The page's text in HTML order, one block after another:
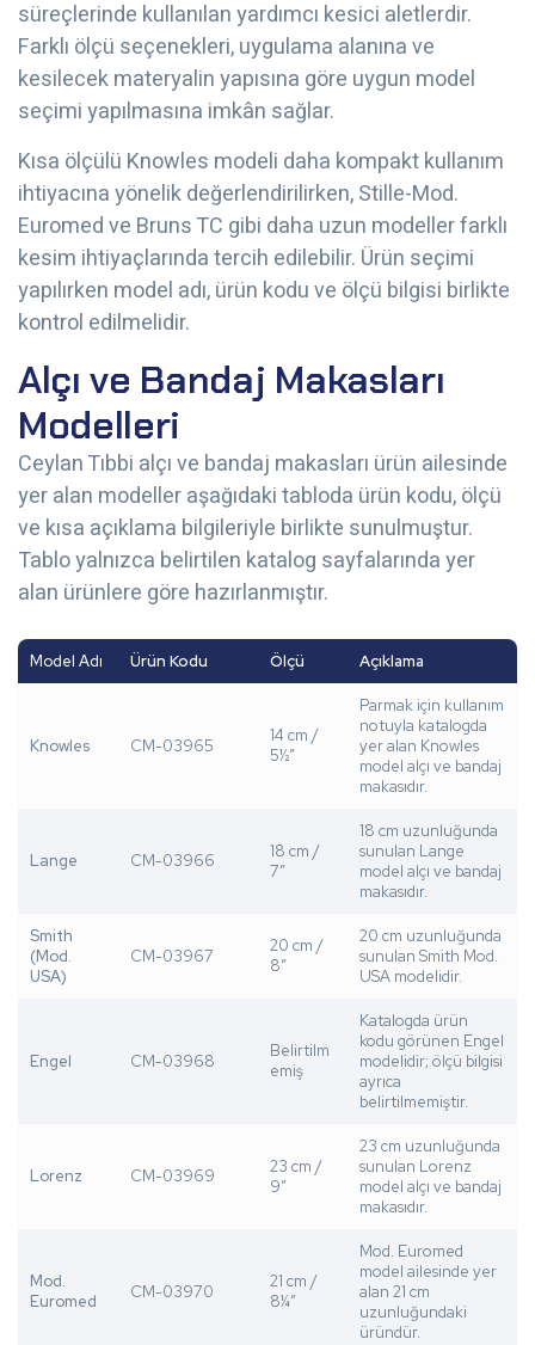
süreçlerinde kullanılan yardımcı kesici aletlerdir.
Farklı ölçü seçenekleri, uygulama alanına ve
kesilecek materyalin yapısına göre uygun model
seçimi yapılmasına imkân sağlar.
Kısa ölçülü Knowles modeli daha kompakt kullanım
ihtiyacına yönelik değerlendirilirken, Stille-Mod.
Euromed ve Bruns TC gibi daha uzun modeller farklı
kesim ihtiyaçlarında tercih edilebilir. Ürün seçimi
yapılırken model adı, ürün kodu ve ölçü bilgisi birlikte
kontrol edilmelidir.
Alçı ve Bandaj Makasları
Modelleri
Ceylan Tıbbi alçı ve bandaj makasları ürün ailesinde
yer alan modeller aşağıdaki tabloda ürün kodu, ölçü
ve kısa açıklama bilgileriyle birlikte sunulmuştur.
Tablo yalnızca belirtilen katalog sayfalarında yer
alan ürünlere göre hazırlanmıştır.
Model Adı Ürün Kodu Ölçü Açıklama
Knowles CM-03965
14 cm /
5½”
Parmak için kullanım
notuyla katalogda
yer alan Knowles
model alçı ve bandaj
makasıdır.
Lange CM-03966
18 cm /
7”
18 cm uzunluğunda
sunulan Lange
model alçı ve bandaj
makasıdır.
Smith
(Mod.
USA)
CM-03967
20 cm /
8”
20 cm uzunluğunda
sunulan Smith Mod.
USA modelidir.
Engel CM-03968
Belirtilm
emiş
Katalogda ürün
kodu görünen Engel
modelidir; ölçü bilgisi
ayrıca
belirtilmemiştir.
Lorenz CM-03969
23 cm /
9”
23 cm uzunluğunda
sunulan Lorenz
model alçı ve bandaj
makasıdır.
Mod.
Euromed
CM-03970
21 cm /
8¼”
Mod. Euromed
model ailesinde yer
alan 21 cm
uzunluğundaki
üründür.